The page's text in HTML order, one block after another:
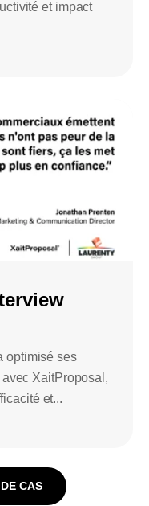
et impact
optimisé ses
XaitProposal,
et...
CAS